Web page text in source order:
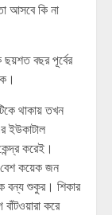
আসবে কি না
বছর পূর্বের
থাকায় তখন
ইউকাটাল
করেই।
কয়েক জন
বন্য শুকুর। শিকার
করে